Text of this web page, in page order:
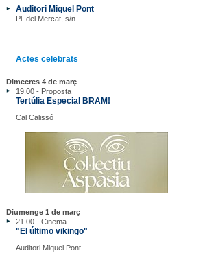
Auditori Miquel Pont
Pl. del Mercat, s/n
Actes celebrats
Dimecres 4 de març
19.00 - Proposta
Tertúlia Especial BRAM!
Cal Calissó
Diumenge 1 de març
21.00 - Cinema
"El último vikingo"
Auditori Miquel Pont